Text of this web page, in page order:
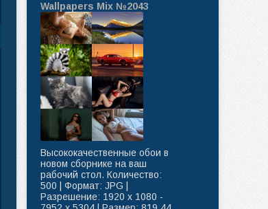
Wallpapers Mix №2043
Высококачественные обои в
новом сборнике на ваш
рабочий стол. Количество:
500 | Формат: JPG |
Разрешение: 1920 x 1080 -